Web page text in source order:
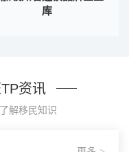
库
资讯
解移民知识